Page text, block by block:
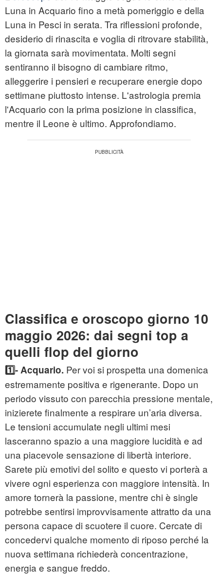
Luna in Acquario fino a metà pomeriggio e della
Luna in Pesci in serata. Tra riflessioni profonde,
desiderio di rinascita e voglia di ritrovare stabilità,
la giornata sarà movimentata. Molti segni
sentiranno il bisogno di cambiare ritmo,
alleggerire i pensieri e recuperare energie dopo
settimane piuttosto intense. L'astrologia premia
l'Acquario con la prima posizione in classifica,
mentre il Leone è ultimo. Approfondiamo.
Classifica e oroscopo giorno 10
maggio 2026: dai segni top a
quelli flop del giorno
1️⃣-Acquario. Per voi si prospetta una domenica
estremamente positiva e rigenerante. Dopo un
periodo vissuto con parecchia pressione mentale,
inizierete finalmente a respirare un’aria diversa.
Le tensioni accumulate negli ultimi mesi
lasceranno spazio a una maggiore lucidità e ad
una piacevole sensazione di libertà interiore.
Sarete più emotivi del solito e questo vi porterà a
vivere ogni esperienza con maggiore intensità. In
amore tornerà la passione, mentre chi è single
potrebbe sentirsi improvvisamente attratto da una
persona capace di scuotere il cuore. Cercate di
concedervi qualche momento di riposo perché la
nuova settimana richiederà concentrazione,
energia e sangue freddo.